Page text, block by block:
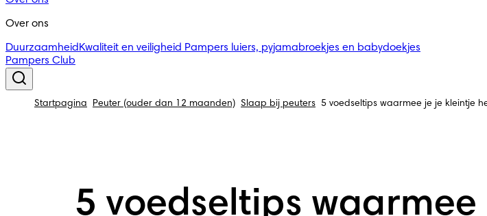
Over ons
Duurzaamheid Kwaliteit en veiligheid Pampers luiers, pyjamabroekjes en babydoekjes
Pampers Club
Startpagina Peuter (ouder dan 12 maanden) Slaap bij peuters 5 voedseltips waarmee je je kleintje
5 voedseltips